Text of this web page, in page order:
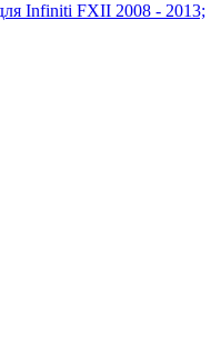
Infiniti FXII 2008 - 2013;